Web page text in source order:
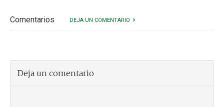
Comentarios DEJA UN COMENTARIO
Deja un comentario